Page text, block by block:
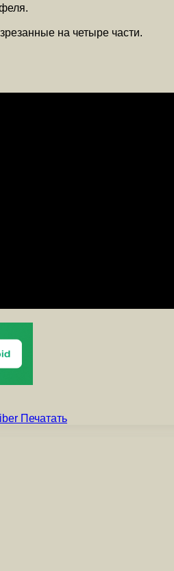
на четыре части.
Печатать